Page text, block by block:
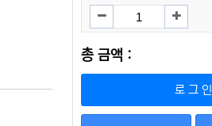
총 금액 :
로 그 인